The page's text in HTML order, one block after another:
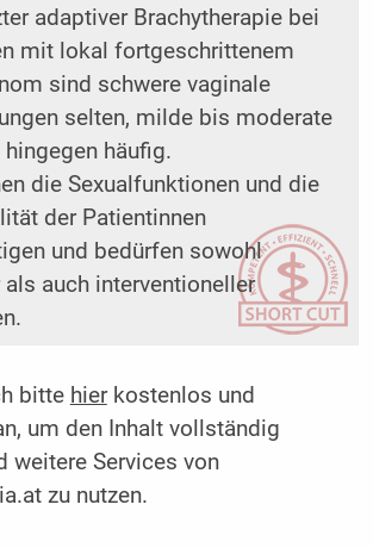
adaptiver Brachytherapie bei
mit lokal fortgeschrittenem
sind schwere vaginale
­selten, milde bis moderate
häufig.
die Sexualfunktionen und die
der Patientinnen
und ­bedürfen sowohl
als auch interventioneller
bitte hierkostenlos und
um den Inhalt vollständig
weitere Services von
zu nutzen.